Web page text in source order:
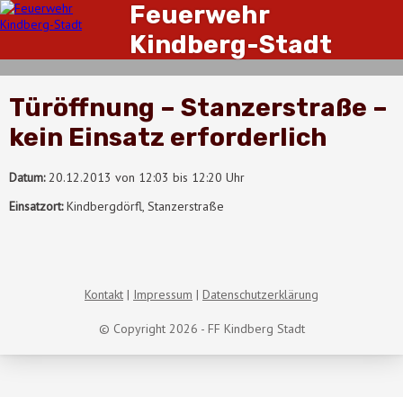
Feuerwehr
Kindberg-Stadt
Türöffnung – Stanzerstraße –
kein Einsatz erforderlich
Datum:20.12.2013 von 12:03 bis 12:20 Uhr
Einsatzort:Kindbergdörfl, Stanzerstraße
© Copyright 2026 - FF Kindberg Stadt
Kontakt Impressum Datenschutzerklärung